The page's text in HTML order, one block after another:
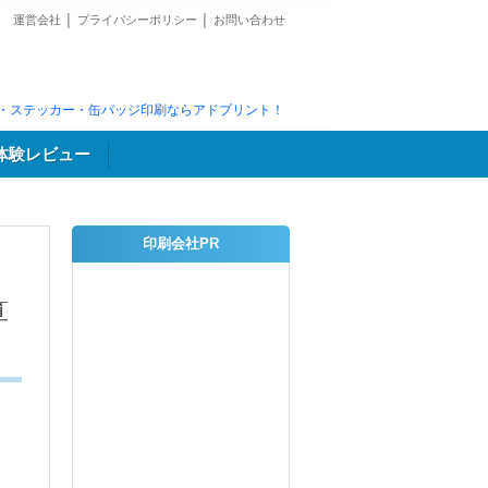
運営会社 プライバシーポリシー お問い合わせ
ステッカー・缶バッジ印刷ならアドプリント！
験レビュー
印刷会社PR